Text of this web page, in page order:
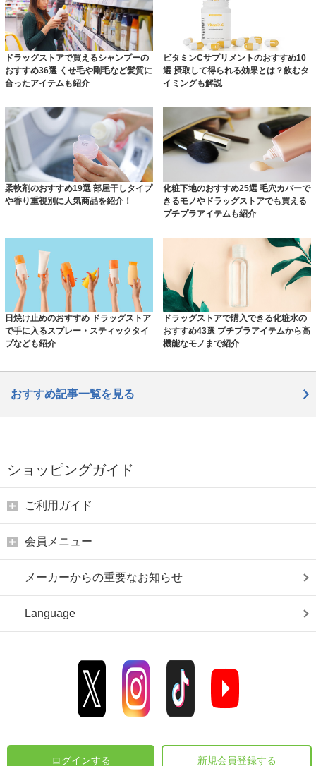
ドラッグストアで買えるシャンプーの
おすすめ36選 くせ毛や剛毛など髪質に
合ったアイテムも紹介
ビタミンCサプリメントのおすすめ10
選 摂取して得られる効果とは？飲むタ
イミングも解説
柔軟剤のおすすめ19選 部屋干しタイプ
や香り重視別に人気商品を紹介！
化粧下地のおすすめ25選 毛穴カバーで
きるモノやドラッグストアでも買える
プチプラアイテムも紹介
日焼け止めのおすすめ ドラッグストア
で手に入るスプレー・スティックタイ
プなども紹介
ドラッグストアで購入できる化粧水の
おすすめ43選 プチプラアイテムから高
機能なモノまで紹介
おすすめ記事一覧を見る
ショッピングガイド
ご利用ガイド
会員メニュー
メーカーからの重要なお知らせ
Language
ログインする 新規会員登録する